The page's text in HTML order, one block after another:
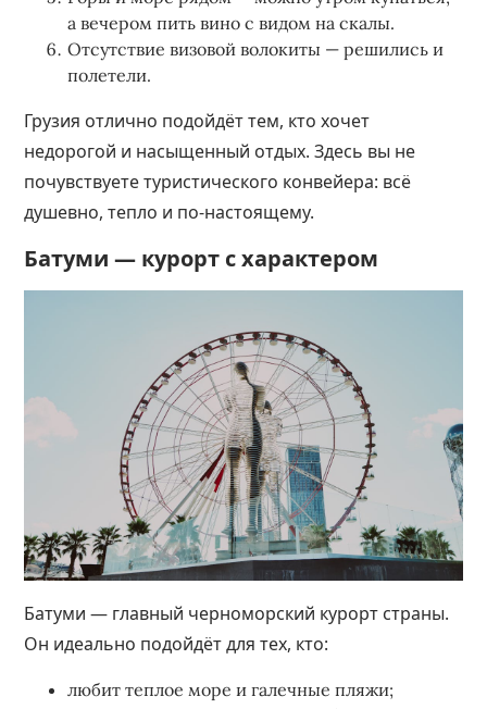
а вечером пить вино с видом на скалы.
Отсутствие визовой волокиты — решились и
полетели.
Грузия отлично подойдёт тем, кто хочет
недорогой и насыщенный отдых. Здесь вы не
почувствуете туристического конвейера: всё
душевно, тепло и по-настоящему.
Батуми — курорт с характером
Батуми — главный черноморский курорт страны.
Он идеально подойдёт для тех, кто:
любит теплое море и галечные пляжи;